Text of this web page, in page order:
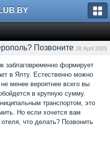
Позвоните 28 April 2025
заблаговременно формирует
в Ялту. Естественно можно
менее вероятнее всего вы
в крупную сумму.
транспортом, это
Но если хочется вам
что делать? Позвонить